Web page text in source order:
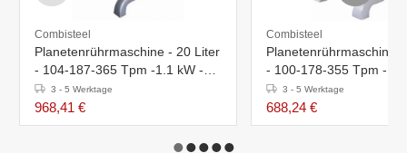
Combisteel
Planetenrührmaschine - 20 Liter
- 104-187-365 Tpm -1.1 kW -
530x496x(h)780 mm
3 - 5 Werktage
968,41 €
Combisteel
Planetenrührmaschine
- 100-178-355 Tpm -
452x432x(h)606mm
3 - 5 Werktage
688,24 €